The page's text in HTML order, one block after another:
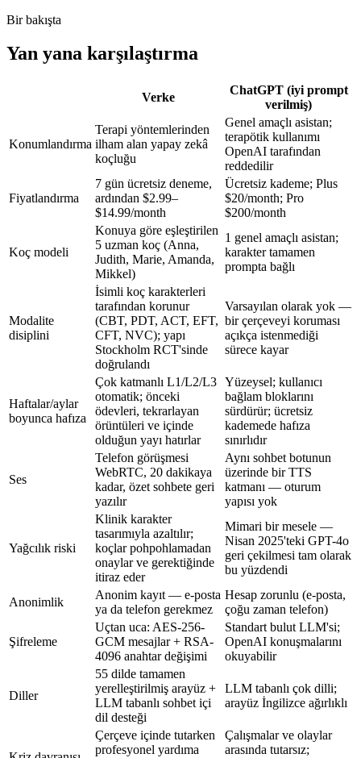
Bir bakışta
Yan yana karşılaştırma
Verke
ChatGPT (iyi prompt
verilmiş)
Konumlandırma
Terapi yöntemlerinden
ilham alan yapay zekâ
koçluğu
Genel amaçlı asistan;
terapötik kullanımı
OpenAI tarafından
reddedilir
Fiyatlandırma
7 gün ücretsiz deneme,
ardından $2.99–
$14.99/month
Ücretsiz kademe; Plus
$20/month; Pro
$200/month
Koç modeli
Konuya göre eşleştirilen
5 uzman koç (Anna,
Judith, Marie, Amanda,
Mikkel)
1 genel amaçlı asistan;
karakter tamamen
prompta bağlı
Modalite
disiplini
İsimli koç karakterleri
tarafından korunur
(CBT, PDT, ACT, EFT,
CFT, NVC); yapı
Stockholm RCT'sinde
doğrulandı
Varsayılan olarak yok —
bir çerçeveyi koruması
açıkça istenmediği
sürece kayar
Haftalar/aylar
boyunca hafıza
Çok katmanlı L1/L2/L3
otomatik; önceki
ödevleri, tekrarlayan
örüntüleri ve içinde
olduğun yayı hatırlar
Yüzeysel; kullanıcı
bağlam bloklarını
sürdürür; ücretsiz
kademede hafıza
sınırlıdır
Ses
Telefon görüşmesi
WebRTC, 20 dakikaya
kadar, özet sohbete geri
yazılır
Aynı sohbet botunun
üzerinde bir TTS
katmanı — oturum
yapısı yok
Yağcılık riski
Klinik karakter
tasarımıyla azaltılır;
koçlar pohpohlamadan
onaylar ve gerektiğinde
itiraz eder
Mimari bir mesele —
Nisan 2025'teki GPT-4o
geri çekilmesi tam olarak
bu yüzdendi
Anonimlik
Anonim kayıt — e-posta
ya da telefon gerekmez
Hesap zorunlu (e-posta,
çoğu zaman telefon)
Şifreleme
Uçtan uca: AES-256-
GCM mesajlar + RSA-
4096 anahtar değişimi
Standart bulut LLM'si;
OpenAI konuşmalarını
okuyabilir
Diller
55 dilde tamamen
yerelleştirilmiş arayüz +
LLM tabanlı sohbet içi
dil desteği
LLM tabanlı çok dilli;
arayüz İngilizce ağırlıklı
Çerçeve içinde tutarken
profesyonel yardıma
Çalışmalar ve olaylar
arasında tutarsız;